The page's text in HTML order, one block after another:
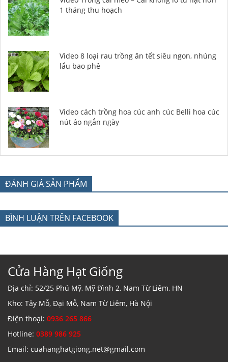
1 tháng thu hoạch
Video 8 loại rau trồng ăn tết siêu ngon, nhúng
lẩu bao phê
Video cách trồng hoa cúc anh cúc Belli hoa cúc
nút áo ngắn ngày
ĐÁNH GIÁ SẢN PHẨM
BÌNH LUẬN TRÊN FACEBOOK
Cửa Hàng Hạt Giống
Địa chỉ: 52/25 Phú Mỹ, Mỹ Đình 2, Nam Từ Liêm, HN
Kho: Tây Mỗ, Đại Mỗ, Nam Từ Liêm, Hà Nội
Điện thoại: 0936 265 866
Hotline: 0389 986 925
Email: cuahanghatgiong.net@gmail.com